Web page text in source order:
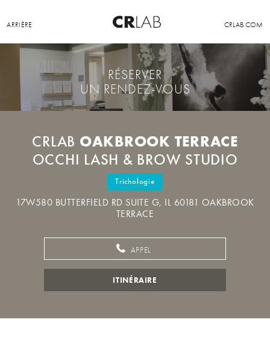
ARRIÈRE CRLAB.COM
RÉSERVER
UN RENDEZ-VOUS
CRLAB OAKBROOK TERRACE
OCCHI LASH & BROW STUDIO
Trichologie
17W580 BUTTERFIELD RD SUITE G, IL 60181 OAKBROOK
TERRACE
APPEL
ITINÉRAIRE